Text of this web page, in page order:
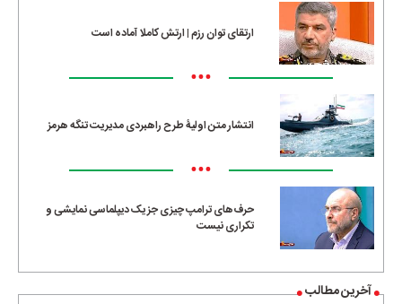
ارتقای توان رزم | ارتش کاملا آماده است
•••
انتشار متن اولیۀ طرح راهبردی مدیریت تنگه هرمز
•••
حرف‌های ترامپ چیزی جز یک دیپلماسی نمایشی و
تکراری نیست
آخرین مطالب